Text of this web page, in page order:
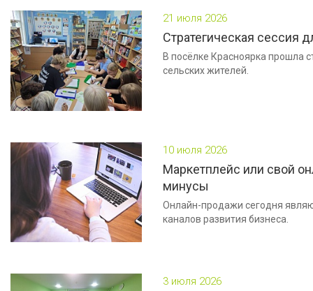
21 июля 2026
Стратегическая сессия
В посёлке Красноярка прошла
сельских жителей.
10 июля 2026
Маркетплейс или свой
минусы
Онлайн-продажи сегодня
каналов развития бизнеса.
3 июля 2026